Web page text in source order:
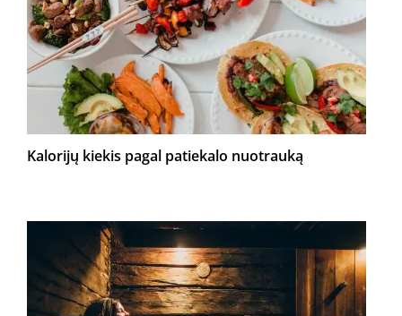
Kalorijų kiekis pagal patiekalo nuotrauką